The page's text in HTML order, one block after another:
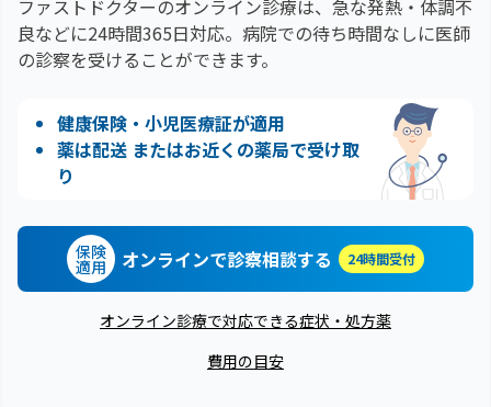
ファストドクターのオンライン診療は、急な発熱・体調不
良などに24時間365日対応。 病院での待ち時間なしに医師
の診察を受けることができます。
健康保険・小児医療証が適用
薬は配送 またはお近くの薬局で受け取
り
保険
適用 オンラインで診察相談する 24時間受付
オンライン診療で対応できる症状・処方薬
費用の目安